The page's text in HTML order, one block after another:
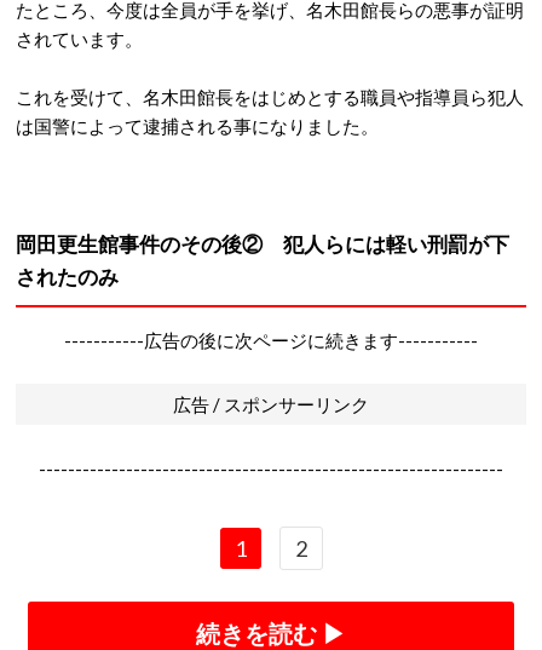
たところ、今度は全員が手を挙げ、名木田館長らの悪事が証明
されています。
これを受けて、名木田館長をはじめとする職員や指導員ら犯人
は国警によって逮捕される事になりました。
岡田更生館事件のその後② 犯人らには軽い刑罰が下
されたのみ
-----------広告の後に次ページに続きます-----------
広告 / スポンサーリンク
----------------------------------------------------------------
1 2
続きを読む ▶